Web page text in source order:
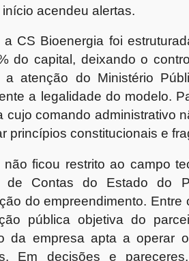
acendeu alertas.
a CS Bioenergia foi
do capital, deixando o
a atenção do Ministério
a legalidade do modelo.
cujo comando administrativo
princípios constitucionais e
não ficou restrito ao campo
de Contas do Estado do
do empreendimento.
pública objetiva do
da empresa apta a operar
Em decisões e